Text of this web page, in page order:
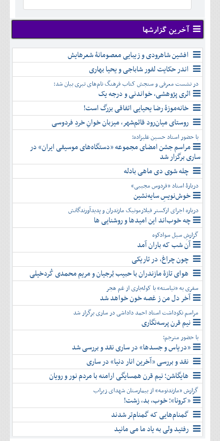
تير
مرداد
شهريور
مهر
آبان
آذر
دی
بهمن
اسفند
آخرین گزارشها
افشین شاهرودی و زیبایی معصومانۀ شعرهایش
اندر حکایت لفور شاباجی و یحیا بهاری
در نشست معرفی و سنجش کتاب فرهنگ نام‌های تبری بیان شد:
اثری پژوهشی، خواندنی و درجه یک
خانه‌موزۀ رضا یحیایی اتفاقی بزرگ است!
روستای میان‌رود قائم‌شهر، میزبان خوانِ خردِ فردوسی
با حضور استاد حسین علیزاده؛
مراسم جشن امضای مجموعه «دستگاه‌های موسیقی ایران» در
ساری برگزار شد
چله شوی دی ماهی بادله
دربارۀ استاد «فردوس مجیبی»
خوش‌نویسِ سایه‌نشین
درباره اجرای ارکستر فیلارمونیک مازندران و پدیدآورندگانش
چه خوب‌اند این امیدها و روشنایی ها
گزارشِ سیل سوادکوه
آن شب که باران آمد
چون چراغ، در تاریکی
هوای تازۀ مازندران با حبیب بُرجیان و مریم محمدی کُردخیلی
سفری به «نیاسته» با کوله‌باری از غم هجر
آخر دل من ز غصه خون خواهد شد
مراسم نکوداشت استاد احمد داداشی در ساری برگزار شد
نیم قرن پرسه‌نگاری
با حضور مترجم؛
«دریاس و جسدها» در ساری نقد و بررسی شد
نقد و بررسی «آخرین انار دنیا» در ساری
هایگاشن؛ نیم قرن همسایگی ارامنه با مردم نور و رویان
گزارش «مازندنومه» از بیمارستان شهدای زیراب
«کرونا»؛ خوب، بد، زشت!
گمنام‌هایی که گمنام‌تر شدند
رفتید ولی به یاد ما می مانید